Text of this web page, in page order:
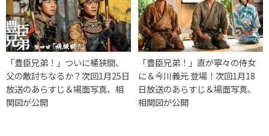
「豊臣兄弟！」ついに桶狭間、
父の敵討ちなるか？次回1月25日
放送のあらすじ＆場面写真、相
関図が公開
「豊臣兄弟！」直が寧々の侍女
に＆今川義元 登場！次回1月18
日放送のあらすじ＆場面写真、
相関図が公開